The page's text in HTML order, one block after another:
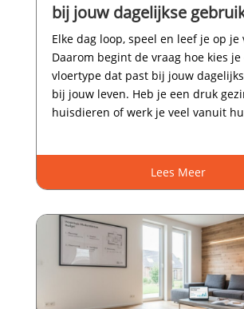
bij jouw dagelijkse
Elke dag loop, speel en leef je op je
Daarom begint de vraag hoe kies je
vloertype dat past bij jouw
bij jouw leven.​ Heb je een druk
huisdieren of werk je veel vanuit
Lees Meer